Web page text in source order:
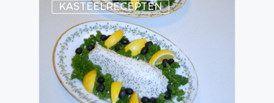
KASTEELRECEPTEN